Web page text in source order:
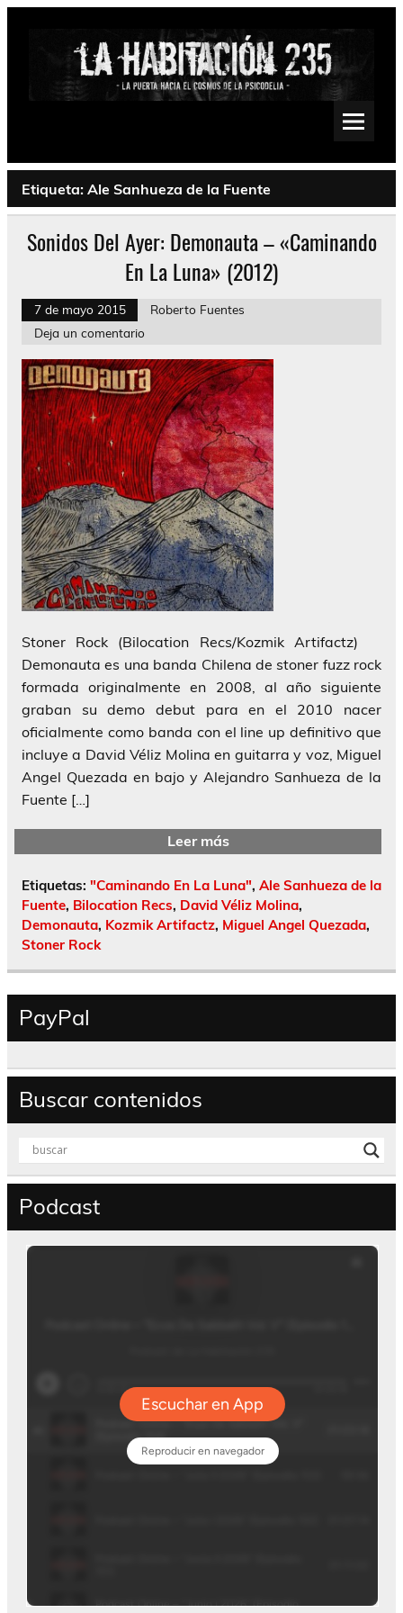
Saltar
Psychedelic, Stoner, Doom, Sludge, Fuzz, Space, Drone
Etiqueta: Ale Sanhueza de la Fuente
Sonidos Del Ayer: Demonauta – «Caminando
En La Luna» (2012)
7 de mayo 2015
Roberto Fuentes
Deja un comentario
Stoner Rock (Bilocation Recs/Kozmik Artifactz)
Demonauta es una banda Chilena de stoner fuzz rock
formada originalmente en 2008, al año siguiente
graban su demo debut para en el 2010 nacer
oficialmente como banda con el line up definitivo que
incluye a David Véliz Molina en guitarra y voz, Miguel
Angel Quezada en bajo y Alejandro Sanhueza de la
Fuente […]
Leer más
Etiquetas: "Caminando En La Luna", Ale Sanhueza de la
Fuente, Bilocation Recs, David Véliz Molina,
Demonauta, Kozmik Artifactz, Miguel Angel Quezada,
Stoner Rock
PayPal
Buscar contenidos
Podcast